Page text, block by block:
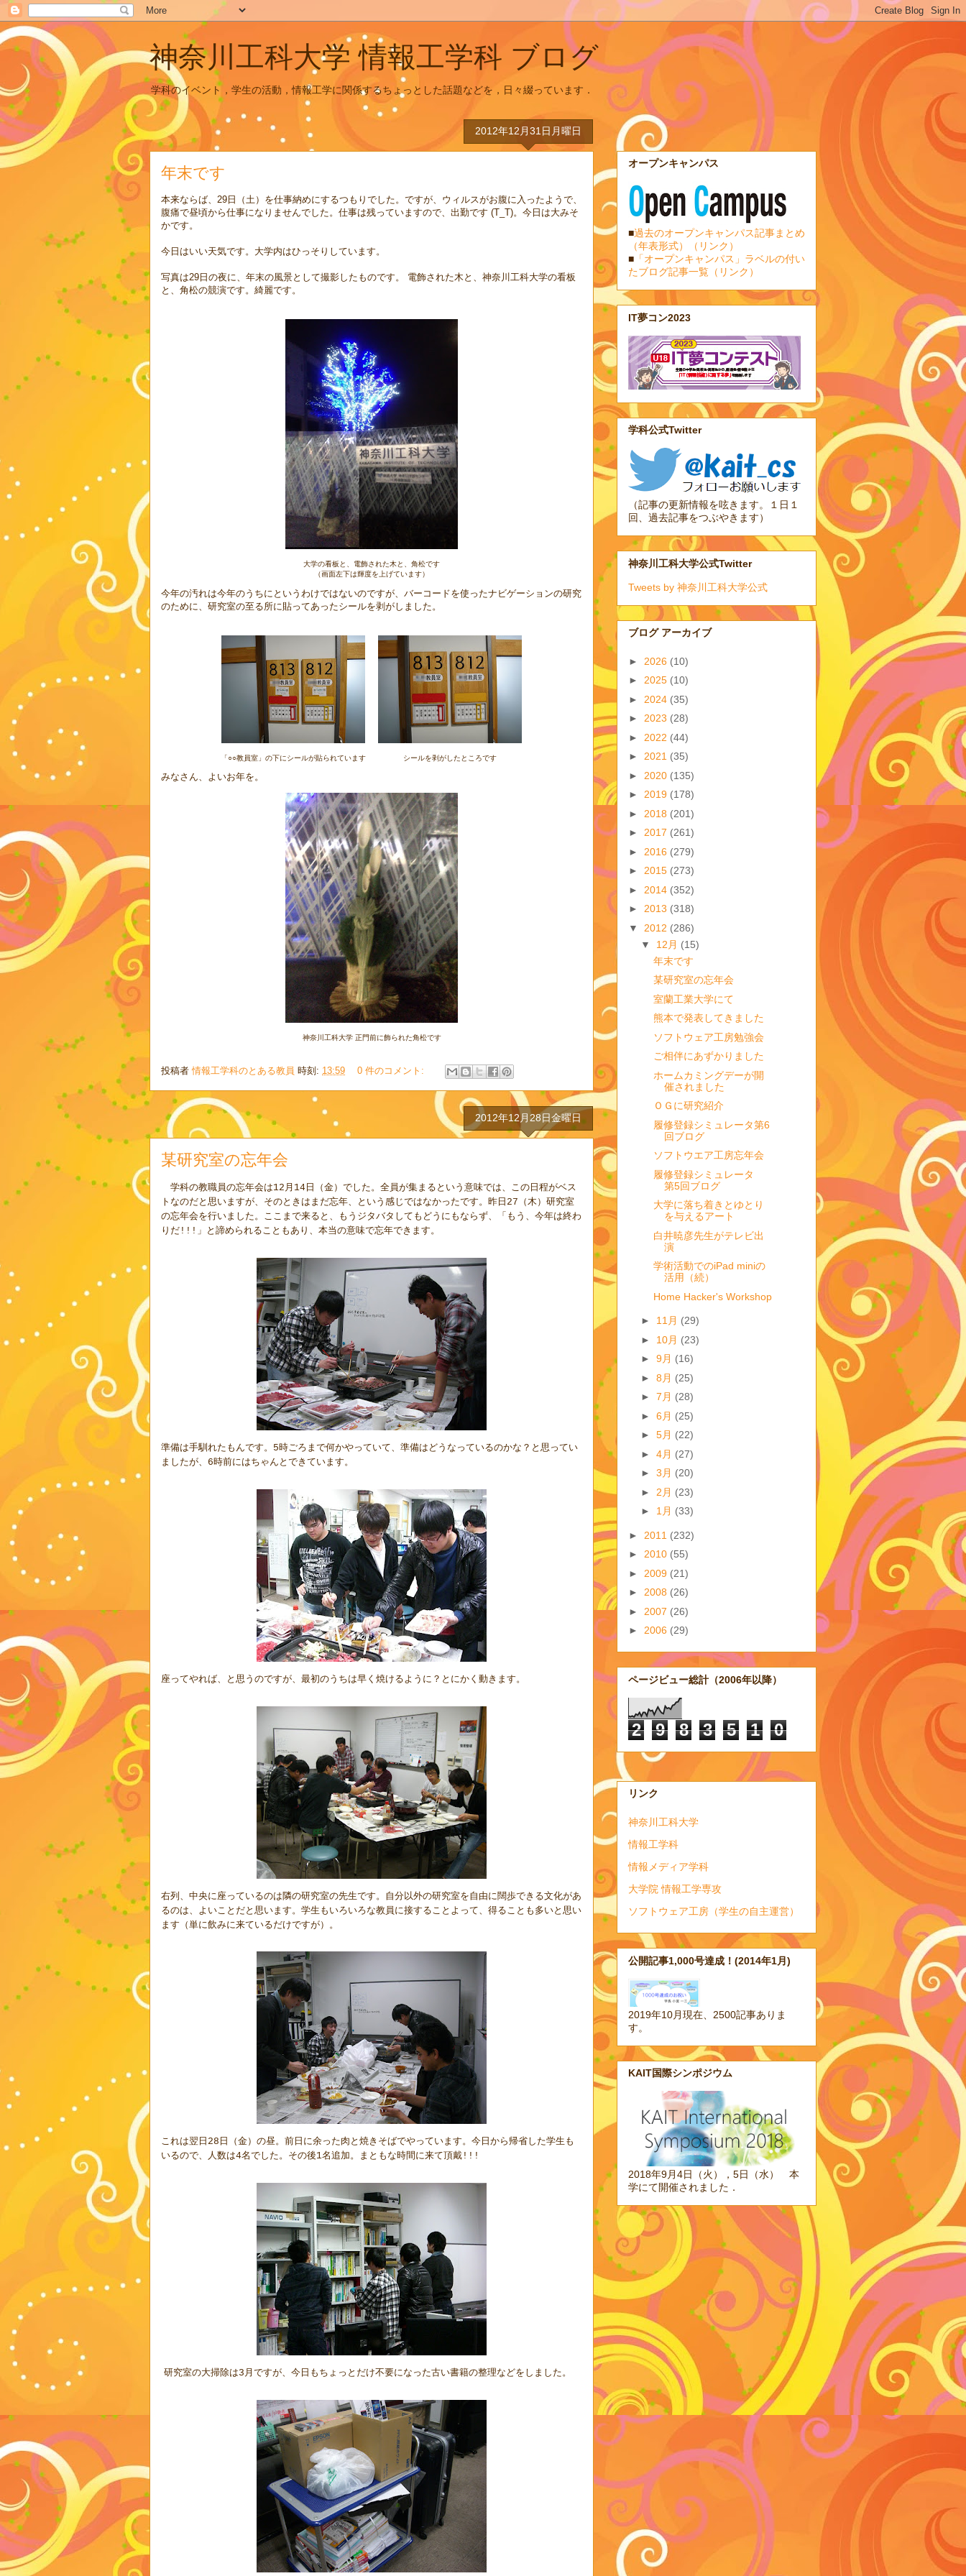
神奈川工科大学 情報工学科 ブログ
学科のイベント，学生の活動，情報工学に関係するちょっとした話題などを，日々綴っています．
2012年12月31日月曜日
年末です
本来ならば、29日（土）を仕事納めにするつもりでした。ですが、ウィルスがお腹に入ったようで、
腹痛で昼頃から仕事になりませんでした。仕事は残っていますので、出勤です (T_T)。今日は大みそ
かです。
今日はいい天気です。大学内はひっそりしています。
写真は29日の夜に、年末の風景として撮影したものです。 電飾された木と、神奈川工科大学の看板
と、角松の競演です。綺麗です。
大学の看板と、電飾された木と、角松です
（画面左下は輝度を上げています）
今年の汚れは今年のうちにというわけではないのですが、バーコードを使ったナビゲーションの研究
のために、研究室の至る所に貼ってあったシールを剥がしました。
「○○教員室」の下にシールが貼られています シールを剥がしたところです
みなさん、よいお年を。
神奈川工科大学 正門前に飾られた角松です
投稿者情報工学科のとある教員 時刻: 13:59 0 件のコメント:
2012年12月28日金曜日
某研究室の忘年会
学科の教職員の忘年会は12 月 14日（金）でした。全員が集まるという意味では、この日程がベス
トなのだと思いますが、そのときはまだ忘年、という感じではなかったです。昨日 27 （木）研究室
の忘年会を行いました。ここまで来ると、もうジタバタしてもどうにもならず、「もう、今年は終わ
りだ !!! 」と諦められることもあり、本当の意味で忘年できます。
準備は手馴れたもんです。 5時ごろまで何かやっていて、準備はどうなっているのかな？と思ってい
ましたが、
6時前にはちゃんとできています。
座ってやれば、と思うのですが、最初のうちは早く焼けるように？とにかく動きます。
右列、中央に座っているのは隣の研究室の先生です。自分以外の研究室を自由に闊歩できる文化があ
るのは、よいことだと思います。学生もいろいろな教員に接することよって、得ることも多いと思い
ます（単に飲みに来ているだけですが）。
これは翌日 28 日（金）の昼。前日に余った肉と焼きそばでやっています。今日から帰省した学生も
いるので、人数は4名でした。その後1名追加。まともな時間に来て頂戴 !!!
研究室の大掃除は3 月ですが、今日もちょっとだけ不要になった古い書籍の整理などをしました。
オープンキャンパス
■過去のオープンキャンパス記事まとめ
（年表形式）（リンク）
■ 「オープンキャンパス」ラベルの付い
たブログ記事一覧（リンク）
IT夢コン2023
学科公式Twitter
（記事の更新情報を呟きます。１日１
回、過去記事をつぶやきます）
神奈川工科大学公式Twitter
Tweets by 神奈川工科大学公式
ブログ アーカイブ
► 2026 (10)
► 2025 (10)
► 2024 (35)
► 2023 (28)
► 2022 (44)
► 2021 (35)
► 2020 (135)
► 2019 (178)
► 2018 (201)
► 2017 (261)
► 2016 (279)
► 2015 (273)
► 2014 (352)
► 2013 (318)
▼ 2012 (286)
▼ 12月 (15)
年末です
某研究室の忘年会
室蘭工業大学にて
熊本で発表してきました
ソフトウェア工房勉強会
ご相伴にあずかりました
ホームカミングデーが開
催されました
ＯＧに研究紹介
履修登録シミュレータ第6
回ブログ
ソフトウエア工房忘年会
履修登録シミュレータ
第5回ブログ
大学に落ち着きとゆとり
を与えるアート
白井暁彦先生がテレビ出
演
学術活動でのiPad miniの
活用（続）
Home Hacker's Workshop
► 11月 (29)
► 10月 (23)
► 9月 (16)
► 8月 (25)
► 7月 (28)
► 6月 (25)
► 5月 (22)
► 4月 (27)
► 3月 (20)
► 2月 (23)
► 1月 (33)
► 2011 (232)
► 2010 (55)
► 2009 (21)
► 2008 (26)
► 2007 (26)
► 2006 (29)
ページビュー総計（2006年以降）
2 9 8 3 5 1 0
リンク
神奈川工科大学
情報工学科
情報メディア学科
大学院 情報工学専攻
ソフトウェア工房（学生の自主運営）
公開記事1,000号達成！(2014年1月)
2019年10月現在、2500記事ありま
す。
KAIT国際シンポジウム
2018年9月4日（火），5日（水） 本
学にて開催されました．